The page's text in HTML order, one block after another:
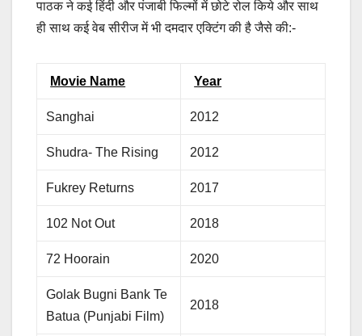
पाठक ने कई हिंदी और पंजाबी फिल्मों में छोटे रोल किये और साथ
ही साथ कई वेब सीरीज में भी दमदार एक्टिंग की है जैसे की:-
Movie Name Year
Sanghai 2012
Shudra- The Rising 2012
Fukrey Returns 2017
102 Not Out 2018
72 Hoorain 2020
Golak Bugni Bank Te
Batua (Punjabi Film)
2018